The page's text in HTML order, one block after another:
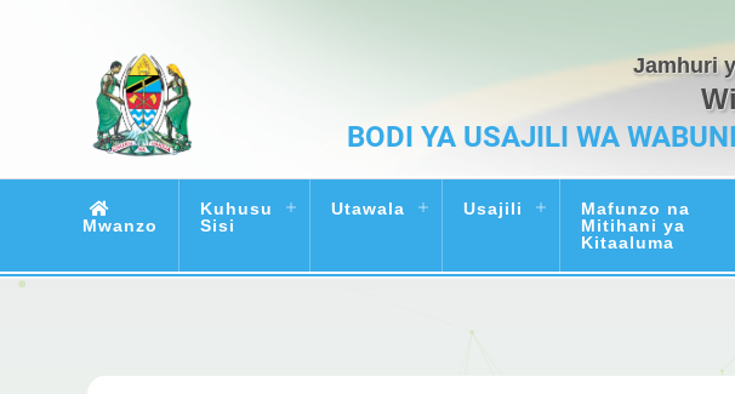
Jamhuri
BODI YA USAJILI WA
Mwanzo
Kuhusu
Sisi
Utawala Usajili
Mafunzo na
Mitihani ya
Kitaaluma